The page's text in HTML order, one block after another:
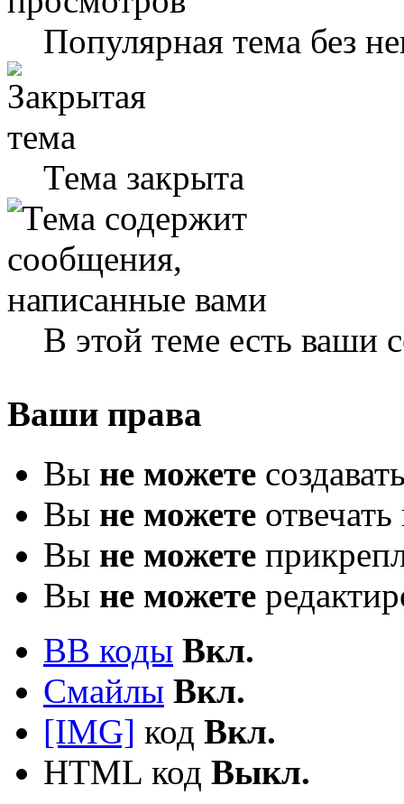
Популярная тема без
Тема закрыта
В этой теме есть ваши
Ваши права
Вы не можете
Вы не можете
Вы не можете
Вы не можете
BB коды Вкл.
Смайлы Вкл.
[IMG] код Вкл.
HTML код Выкл.